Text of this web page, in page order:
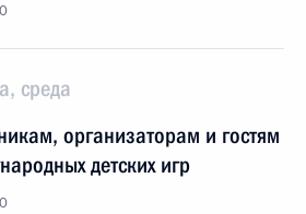
среда
организаторам и гостям
детских игр